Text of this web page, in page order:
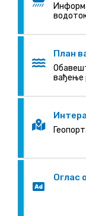
План
вађење
Оглас